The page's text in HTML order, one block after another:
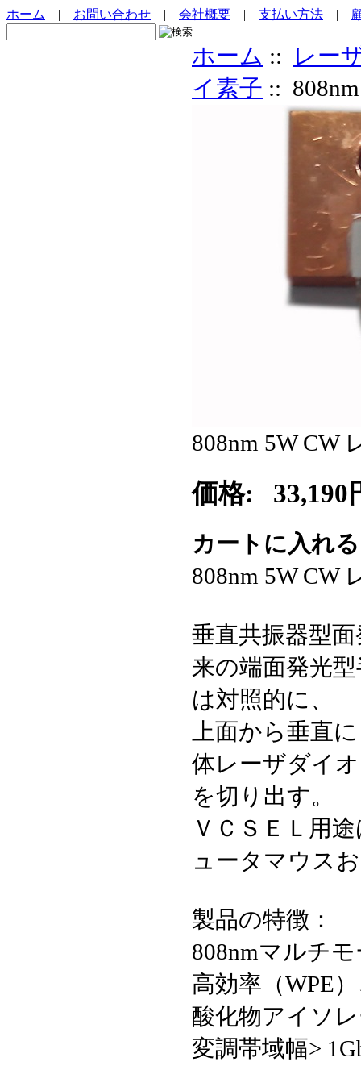
ホーム | お問い合わせ | 会社概要 | 支払い方法 |
ホーム ::
レー
イ素子 ::
808nm 5W CW
価格: 33,190
カートに入れ
808nm 5W CW
垂直共振器型
来の端面発光
は対照的に、
上面から垂直
体レーザダイ
を切り出す。
ＶＣＳＥＬ用
ュータマウス
製品の特徴：
808nmマルチ
高効率（WPE
酸化物アイソ
変調帯域幅>